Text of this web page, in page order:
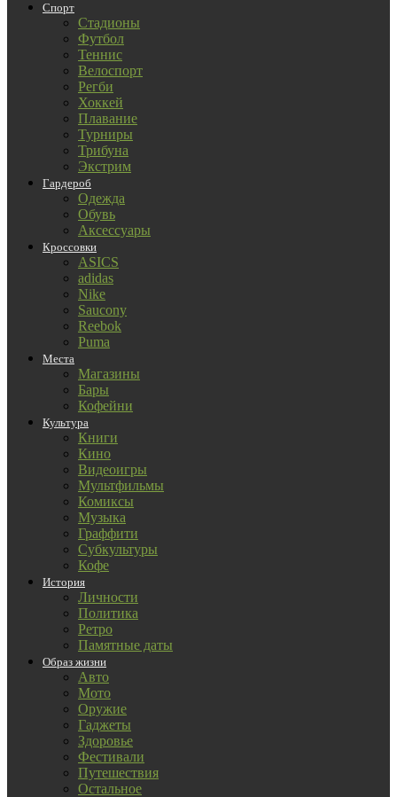
Спорт
Стадионы
Футбол
Теннис
Велоспорт
Регби
Хоккей
Плавание
Турниры
Трибуна
Экстрим
Гардероб
Одежда
Обувь
Аксессуары
Кроссовки
ASICS
adidas
Nike
Saucony
Reebok
Puma
Места
Магазины
Бары
Кофейни
Культура
Книги
Кино
Видеоигры
Мультфильмы
Комиксы
Музыка
Граффити
Субкультуры
Кофе
История
Личности
Политика
Ретро
Памятные даты
Образ жизни
Авто
Мото
Оружие
Гаджеты
Здоровье
Фестивали
Путешествия
Остальное